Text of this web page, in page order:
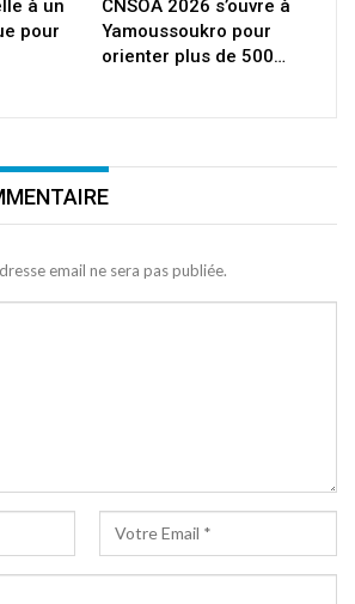
à un
pour
CNSOA 2026 s’ouvre à
Yamoussoukro pour
orienter plus de 500…
email ne sera pas publiée.